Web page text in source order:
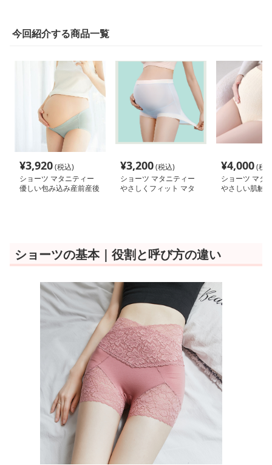
今回紹介する商品一覧
¥3,920(税込)
ショーツ マタニティー
優しい包み込み産前産後
¥3,200(税込)
ショーツ マタニティー
やさしくフィット マタ
¥4,000(税
ショーツ マタ
やさしい肌触
ショーツの基本｜役割と呼び方の違い